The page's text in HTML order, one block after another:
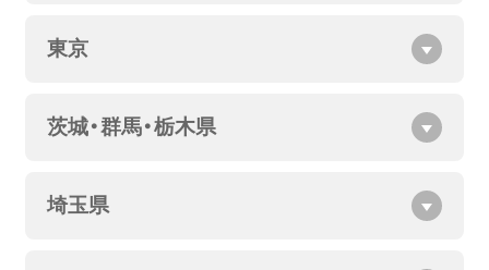
東京
茨城・群馬・栃木県
埼玉県